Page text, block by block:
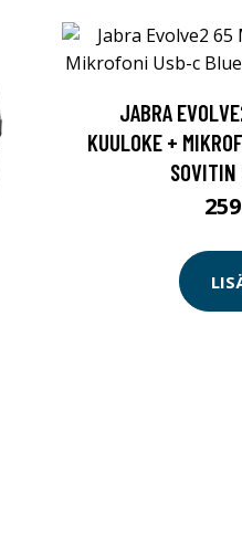
JABRA
KUULOKE +
SOVITIN